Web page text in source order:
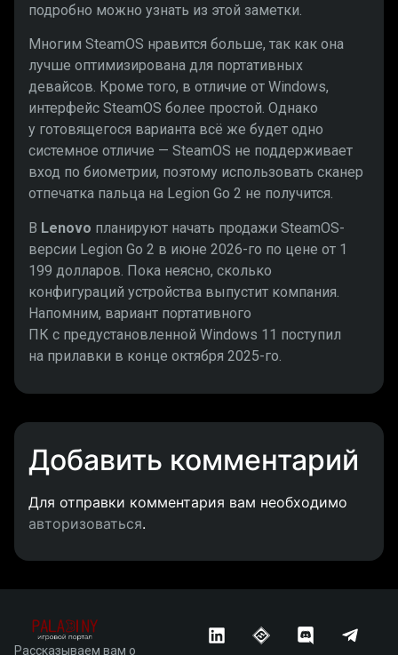
подробно можно узнать из этой заметки.
Многим SteamOS нравится больше, так как она
лучше оптимизирована для портативных
девайсов. Кроме того, в отличие от Windows,
интерфейс SteamOS более простой. Однако
у готовящегося варианта всё же будет одно
системное отличие — SteamOS не поддерживает
вход по биометрии, поэтому использовать сканер
отпечатка пальца на Legion Go 2 не получится.
В Lenovo планируют начать продажи SteamOS-
версии Legion Go 2 в июне 2026-го по цене от 1
199 долларов. Пока неясно, сколько
конфигураций устройства выпустит компания.
Напомним, вариант портативного
ПК с предустановленной Windows 11 поступил
на прилавки в конце октября 2025-го.
Добавить комментарий
Для отправки комментария вам необходимо
авторизоваться.
Рассказываем вам о